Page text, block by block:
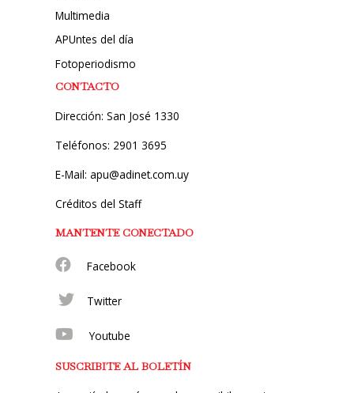
Multimedia
APUntes del día
Fotoperiodismo
CONTACTO
Dirección: San José 1330
Teléfonos: 2901 3695
E-Mail: apu@adinet.com.uy
Créditos del Staff
MANTENTE CONECTADO
Facebook
Twitter
Youtube
SUSCRIBITE AL BOLETÍN